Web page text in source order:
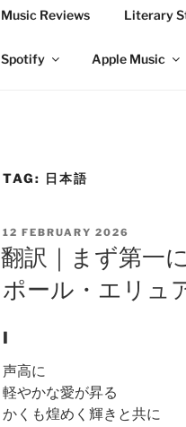
Music Reviews Literary
Spotify Apple Music
TAG: 日本語
POSTED
ON
12 FEBRUARY 2026
翻訳｜まず第一
ポール・エリュ
I
声高に
軽やかな愛が昇る
かくも煌めく輝きと共に